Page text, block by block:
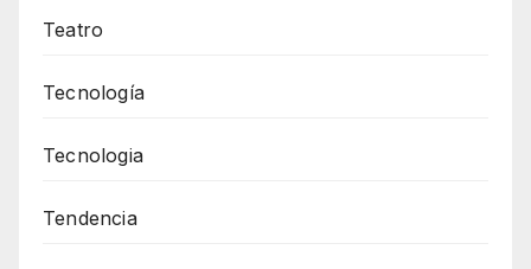
Teatro
Tecnología
Tecnologia
Tendencia